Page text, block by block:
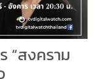
“สงคราม